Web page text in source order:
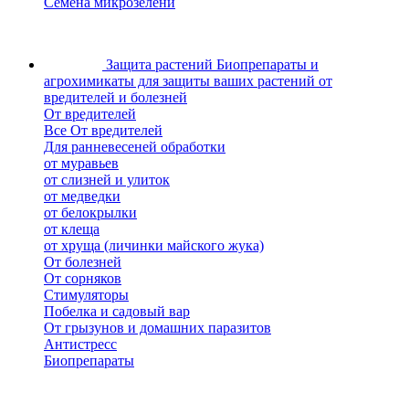
Защита растений Биопрепараты и
агрохимикаты для защиты ваших растений от
вредителей и болезней
От вредителей
Все От вредителей
Для ранневесеней обработки
от муравьев
от слизней и улиток
от медведки
от белокрылки
от клеща
от хруща (личинки майского жука)
От болезней
От сорняков
Стимуляторы
Побелка и садовый вар
От грызунов и домашних паразитов
Антистресс
Биопрепараты